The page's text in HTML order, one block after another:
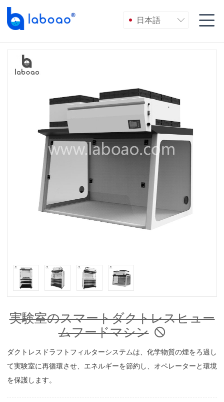
日本語  
実験室のスマートダクトレスヒュー
ムフードマシン
ダクトレスドラフトフィルターシステムは、化学物質の煙をろ過し
て実験室に再循環させ、エネルギーを節約し、オペレーターと環境
を保護します。